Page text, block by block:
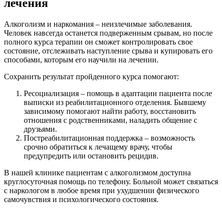
лечения
Алкоголизм и наркомания – неизлечимые заболевания.
Человек навсегда останется подверженным срывам, но после
полного курса терапии он сможет контролировать свое
состояние, отслеживать наступление срыва и купировать его
способами, которым его научили на лечении.
Сохранить результат пройденного курса помогают:
Ресоциализация – помощь в адаптации пациента после
выписки из реабилитационного отделения. Бывшему
зависимому помогают найти работу, восстановить
отношения с родственниками, наладить общение с
друзьями.
Постреабилитационная поддержка – возможность
срочно обратиться к лечащему врачу, чтобы
предупредить или остановить рецидив.
В нашей клинике пациентам с алкоголизмом доступна
круглосуточная помощь по телефону. Больной может связаться
с наркологом в любое время при ухудшении физического
самочувствия и психологического состояния.